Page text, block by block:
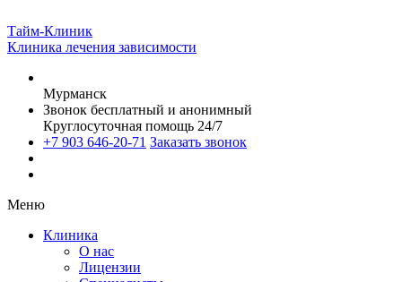
Тайм-Клиник
Клиника лечения зависимости
Мурманск
Звонок бесплатный и анонимный
Круглосуточная помощь 24/7
+7 903 646-20-71 Заказать звонок
Меню
Клиника
О нас
Лицензии